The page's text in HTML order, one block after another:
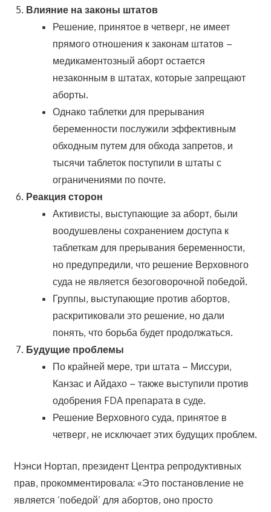
Влияние на законы штатов
Решение, принятое в четверг, не имеет
прямого отношения к законам штатов –
медикаментозный аборт остается
незаконным в штатах, которые запрещают
аборты.
Однако таблетки для прерывания
беременности послужили эффективным
обходным путем для обхода запретов, и
тысячи таблеток поступили в штаты с
ограничениями по почте.
Реакция сторон
Активисты, выступающие за аборт, были
воодушевлены сохранением доступа к
таблеткам для прерывания беременности,
но предупредили, что решение Верховного
суда не является безоговорочной победой.
Группы, выступающие против абортов,
раскритиковали это решение, но дали
понять, что борьба будет продолжаться.
Будущие проблемы
По крайней мере, три штата – Миссури,
Канзас и Айдахо – также выступили против
одобрения FDA препарата в суде.
Решение Верховного суда, принятое в
четверг, не исключает этих будущих проблем.
Нэнси Нортап, президент Центра репродуктивных
прав, прокомментировала: «Это постановление не
является ‘победой’ для абортов, оно просто